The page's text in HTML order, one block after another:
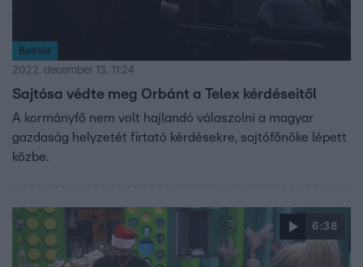
Belföld
2022. december 13. 11:24
Sajtósa védte meg Orbánt a Telex kérdéseitől
A kormányfő nem volt hajlandó válaszolni a magyar
gazdaság helyzetét firtató kérdésekre, sajtófőnöke lépett
közbe.
6:38